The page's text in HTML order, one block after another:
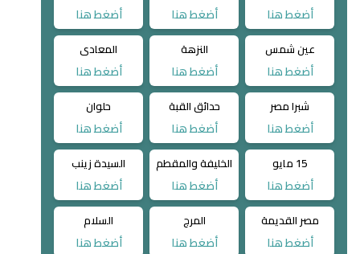
أضغط هنا أضغط هنا أضغط هنا
عين شمس
أضغط هنا
النزهة
أضغط هنا
المعادى
أضغط هنا
شبرا مصر
أضغط هنا
حدائق القبة
أضغط هنا
حلوان
أضغط هنا
15 مايو
أضغط هنا
الخليفة والمقطم
أضغط هنا
السيدة زينب
أضغط هنا
مصر القديمة
أضغط هنا
المرج
أضغط هنا
السلام
أضغط هنا